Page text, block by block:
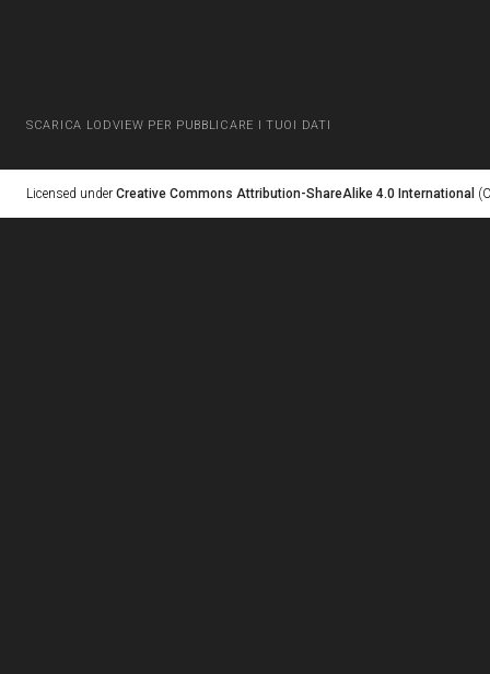
SCARICA LODVIEW PER PUBBLICARE I TUOI DATI
Licensed under Creative Commons Attribution-ShareAlike 4.0 International